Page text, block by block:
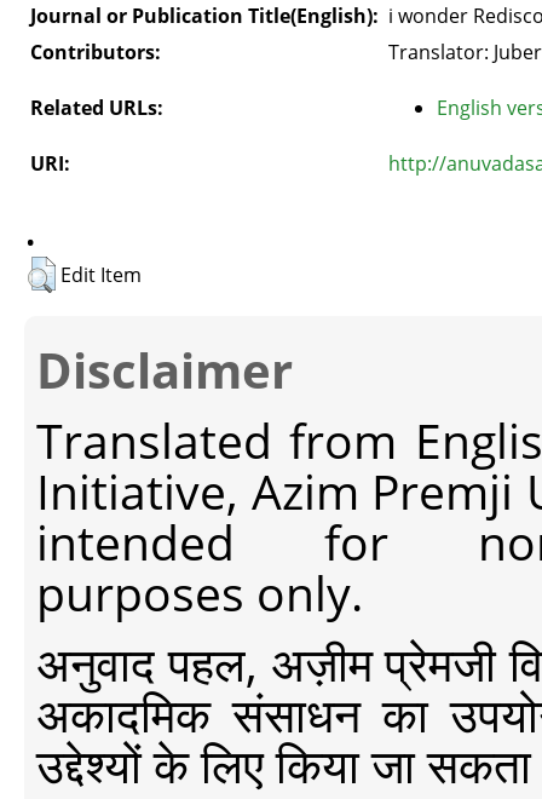
Journal or Publication Title(English): i wonder
Contributors:
Translator:
Related URLs: English
URI: http://
.
Edit Item
Disclaimer
Translated from
Initiative, Azim Premji
intended for non-
purposes only.
अनुवाद पहल, अज़ीम प्रेमजी
अकादमिक संसाधन का
उद्देश्यों के लिए किया जा